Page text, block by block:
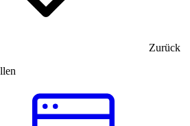
Zurück